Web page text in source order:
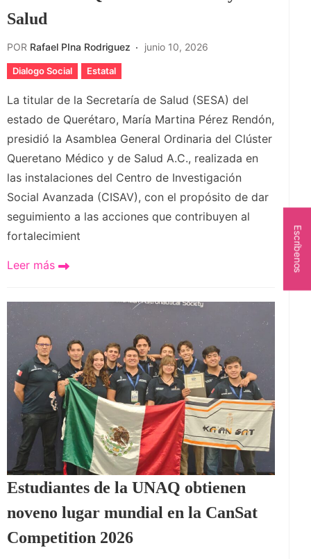
Salud
POR Rafael PIna Rodriguez junio 10, 2026
Dialogo Social Estatal
La titular de la Secretaría de Salud (SESA) del
estado de Querétaro, María Martina Pérez Rendón,
presidió la Asamblea General Ordinaria del Clúster
Queretano Médico y de Salud A.C., realizada en
las instalaciones del Centro de Investigación
Social Avanzada (CISAV), con el propósito de dar
seguimiento a las acciones que contribuyen al
fortalecimient
Leer más
Estudiantes de la UNAQ obtienen
noveno lugar mundial en la CanSat
Competition 2026
Escríbenos